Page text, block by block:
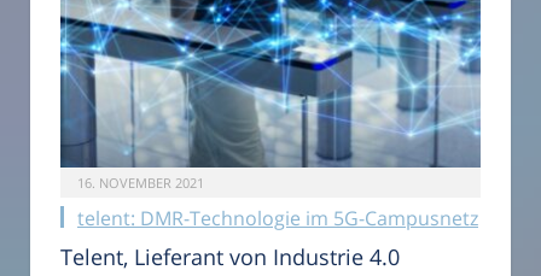
16. NOVEMBER 2021
telent: DMR-Technologie im 5G-Campusnetz
Telent, Lieferant von Industrie 4.0